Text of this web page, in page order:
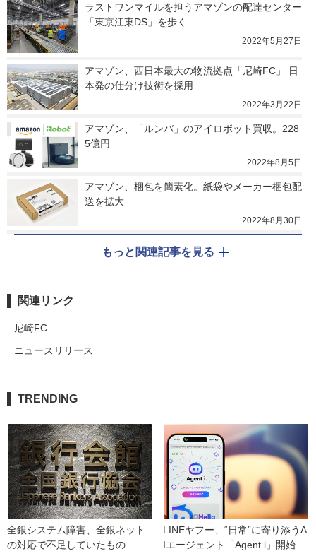
ラストワンマイルを担うアマゾンの配達センター
「東京江東DS」を歩く
2022年5月27日
アマゾン、西日本最大の物流拠点「尼崎FC」 日
本発の仕分け技術を採用
2022年3月22日
アマゾン、「ルンバ」のアイロボット買収。228
5億円
2022年8月5日
アマゾン、梱包を簡素化。紙袋やメーカー梱包配
送を拡大
2022年8月30日
もっと関連記事を見る
関連リンク
尼崎FC
ニュースリリース
TRENDING
全銀システム障害、全銀ネット
の対応で不足していたもの
LINEヤフー、“日常”に寄り添うA
Iエージェント「Agent i」開始